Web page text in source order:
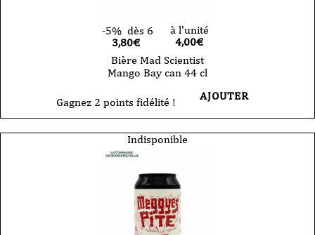
-5% dès 6
3,80€
à l'unité
4,00€
Bière Mad Scientist
Mango Bay can 44 cl
Gagnez 2 points fidélité ! AJOUTER
Indisponible